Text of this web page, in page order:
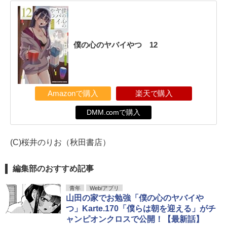
僕の心のヤバイやつ 12
Amazonで購入 楽天で購入
DMM.comで購入
(C)桜井のりお（秋田書店）
編集部のおすすめ記事
青年 Web/アプリ
山田の家でお勉強「僕の心のヤバイや
つ」Karte.170「僕らは朝を迎える」がチ
ャンピオンクロスで公開！【最新話】